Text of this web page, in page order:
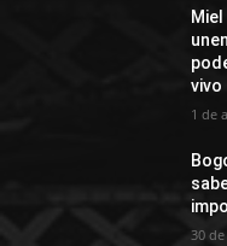
vivo
1 de
30